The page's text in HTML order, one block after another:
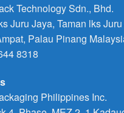
Technology Sdn., Bhd.
Juru Jaya, Taman lks
Palau Pinang
8318
Philippines Inc.